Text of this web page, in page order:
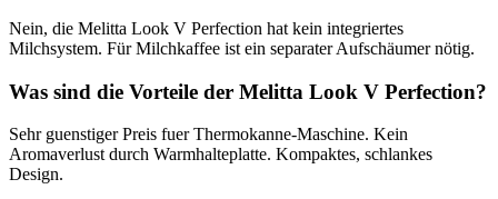
Nein, die Melitta Look V Perfection hat kein integriertes
Milchsystem. Für Milchkaffee ist ein separater Aufschäumer nötig.
Was sind die Vorteile der Melitta Look V Perfection?
Sehr guenstiger Preis fuer Thermokanne-Maschine. Kein
Aromaverlust durch Warmhalteplatte. Kompaktes, schlankes
Design.